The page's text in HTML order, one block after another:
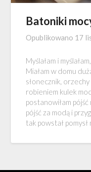
Batoniki
Opublikowano 17
Myślałam i
Miałam w domu
słonecznik,
robieniem kulek
postanowiłam
pójść za modą i
tak powstał